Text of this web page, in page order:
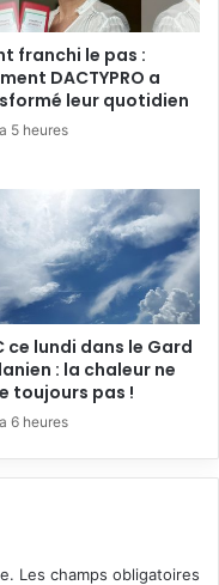
franchi le pas :
DACTYPRO a
leur quotidien
5 heures
ce lundi dans le Gard
: la chaleur ne
toujours pas !
6 heures
Les champs obligatoires